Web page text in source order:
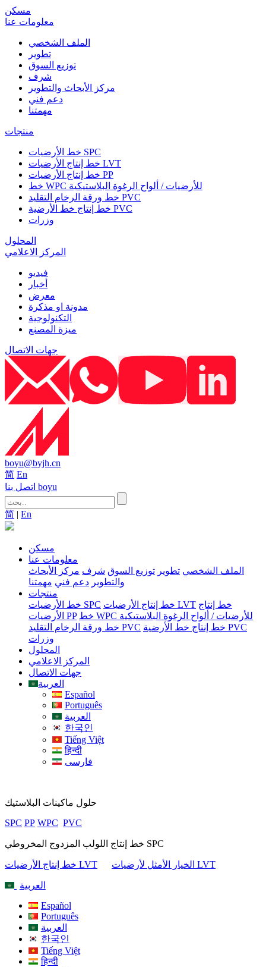
مسكن
معلومات عنا
الملف الشخصي
تطوير
توزيع السوق
شرف
مركز الأبحاث والتطوير
دعم فني
مهمتنا
منتجات
خط الأرضيات SPC
خط إنتاج الأرضيات LVT
خط إنتاج الأرضيات PP
خط WPC للأرضيات / ألواح الرغوة البلاستيكية
خط ورقة الرخام التقليد PVC
خط إنتاج خط الأرضية PVC
وزرات
المحلول
المركز الاعلامي
فيديو
أخبار
معرض
مدونة او مذكرة
التكنولوجية
ميزة المصنع
جهات الاتصال
boyu@byjh.cn
简 En
اتصل بنا boyu
简 | En
مسكن
معلومات عنا
الملف الشخصي تطوير توزيع السوق شرف مركز الأبحاث
والتطوير دعم فني مهمتنا
منتجات
خط الأرضيات SPC
خط إنتاج الأرضيات LVT خط إنتاج
الأرضيات PP
خط WPC للأرضيات / ألواح الرغوة البلاستيكية
خط ورقة الرخام التقليد PVC
خط إنتاج خط الأرضية PVC
وزرات
المحلول
المركز الاعلامي
جهات الاتصال
العربية
Español
Português
العربية
한국인
Tiếng Việt
हिन्दी
فارسی
حلول ماكينات البلاستيك
SPC PP WPC PVC
خط إنتاج اللولب المزدوج المخروطي SPC
خط إنتاج الأرضيات LVT الخيار الأمثل لأرضيات LVT
العربية
Español
Português
العربية
한국인
Tiếng Việt
हिन्दी